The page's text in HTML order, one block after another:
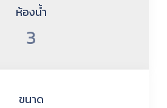
ห้องน้ำ
3
ขนาด